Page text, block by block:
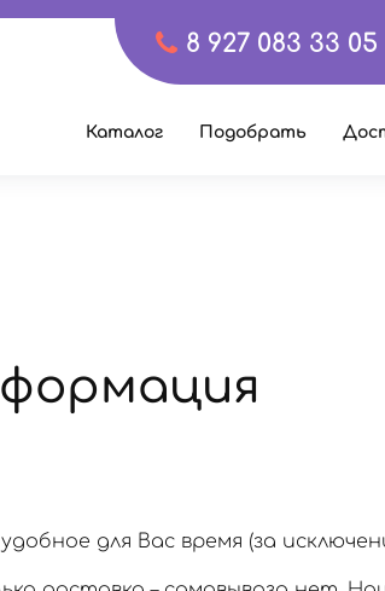
8 927 083 33 05
Каталог Подобрать
для Вас время (за